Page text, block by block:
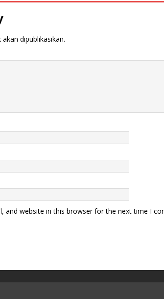
dipublikasikan.
and website in this browser for the next time I